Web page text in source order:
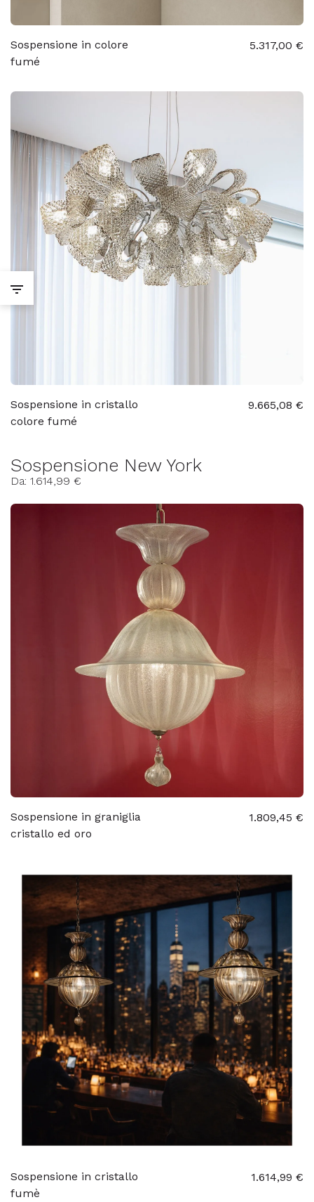
Sospensione in colore
fumé
5.317,00 €
Sospensione in cristallo
colore fumé
9.665,08 €
Sospensione New York
Da: 1.614,99 €
Sospensione in graniglia
cristallo ed oro
1.809,45 €
Sospensione in cristallo
fumè
1.614,99 €